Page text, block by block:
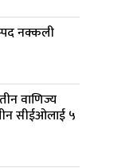
३ अर्ब १
शव
नक्कली
वाणिज्य
सीईओलाई ५